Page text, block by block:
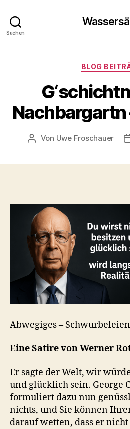
Suchen
BLOG
Nachbargartn
Beitragsautor
Von Uwe Froschauer
Abwegiges –
Eine Satire von Werner
Er sagte der Welt, wir
und glücklich sein. George
formuliert dazu nun
nichts, und Sie können
darauf wetten, dass er